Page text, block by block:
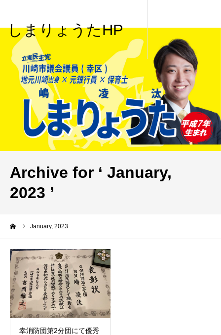
しまりょうたHP
Archive for ‘ January,
2023 ’
January, 2023
幸消防団第2分団にて優秀